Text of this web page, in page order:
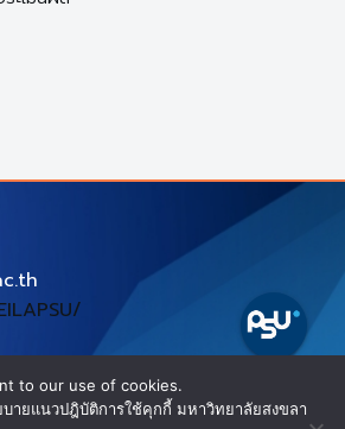
to our use of cookies.
บายแนวปฎิบัติการใช้คุกกี้ มหาวิทยาลัยสงขลา